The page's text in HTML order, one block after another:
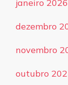
janeiro 2026
dezembro
novembro
outubro